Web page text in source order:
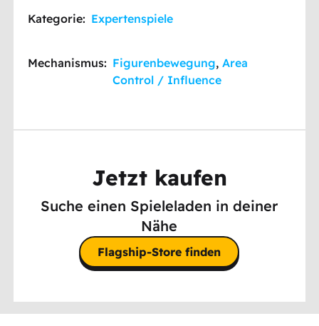
Kategorie: Expertenspiele
Mechanismus: Figurenbewegung,Area
Control / Influence
Jetzt kaufen
Suche einen Spieleladen in deiner
Nähe
Flagship-Store finden